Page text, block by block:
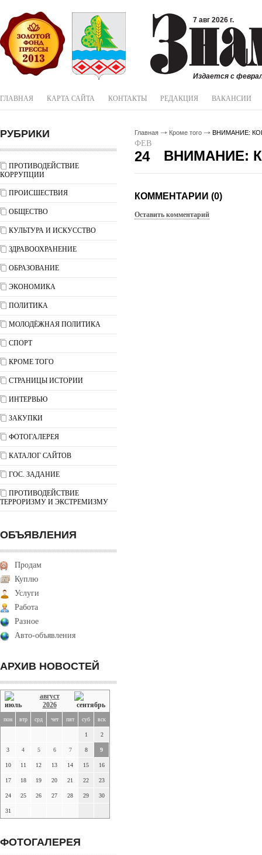
7 авг 2026 г.
Издается с
ГЛАВНАЯ КАРТА САЙТА КОНТАКТЫ РЕДАКЦИЯ ВАКАНСИИ
РУБРИКИ
ПРОТИВОДЕЙСТВИЕ
КОРРУПЦИИ
ПРОИСШЕСТВИЯ
ОБЩЕСТВО
КУЛЬТУРА И ИСКУССТВО
ЗДРАВООХРАНЕНИЕ
ОБРАЗОВАНИЕ
ЭКОНОМИКА
ПОЛИТИКА
МОЛОДЁЖНАЯ ПОЛИТИКА
СПОРТ
КРОМЕ ТОГО
СТРАНИЦЫ ИСТОРИИ
ИНТЕРВЬЮ
ЗАКУПКИ
ФОТОГАЛЕРЕЯ
КАТАЛОГ САЙТОВ
ГОС. ЗАДАНИЕ
ПРОТИВОДЕЙСТВИЕ
ТЕРРОРИЗМУ И ЭКСТРЕМИЗМУ
ОБЪЯВЛЕНИЯ
Продам
Куплю
Услуги
Работа
Разное
Авто-объявления
АРХИВ НОВОСТЕЙ
август
2026
пон втр срд чет пят суб вск
1 2
3 4 5 6 7 8 9
10 11 12 13 14 15 16
17 18 19 20 21 22 23
24 25 26 27 28 29 30
31
ФОТОГАЛЕРЕЯ
Главная Кроме того ВНИМАНИЕ:
ФЕВ
24 ВНИМАНИЕ:
КОММЕНТАРИИ (0)
Оставить комментарий